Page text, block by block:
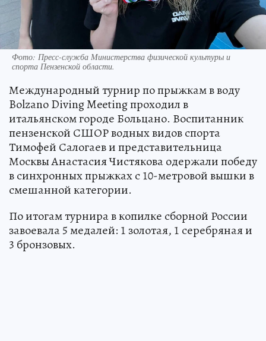
Фото: Пресс-служба Министерства физической культуры и
спорта Пензенской области.
Международный турнир по прыжкам в воду
Bolzano Diving Meeting проходил в
итальянском городе Больцано. Воспитанник
пензенской СШОР водных видов спорта
Тимофей Салогаев и представительница
Москвы Анастасия Чистякова одержали победу
в синхронных прыжках с 10-метровой вышки в
смешанной категории.
По итогам турнира в копилке сборной России
завоевала 5 медалей: 1 золотая, 1 серебряная и
3 бронзовых.